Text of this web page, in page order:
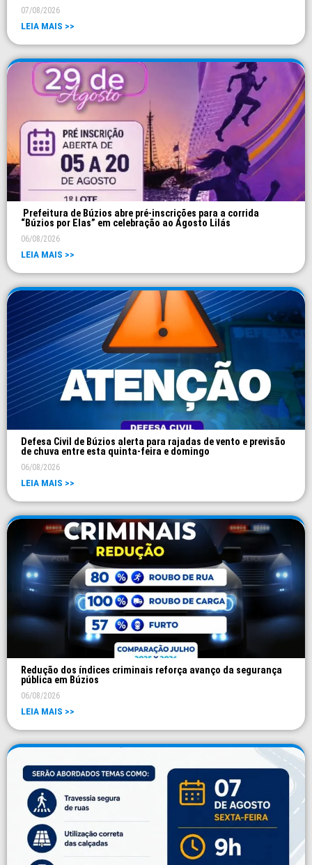
07/08/2026
LEIA MAIS >>
Prefeitura de Búzios abre pré-inscrições para a corrida
“Búzios por Elas” em celebração ao Agosto Lilás
06/08/2026
LEIA MAIS >>
Defesa Civil de Búzios alerta para rajadas de vento e previsão
de chuva entre esta quinta-feira e domingo
06/08/2026
LEIA MAIS >>
Redução dos índices criminais reforça avanço da segurança
pública em Búzios
06/08/2026
LEIA MAIS >>